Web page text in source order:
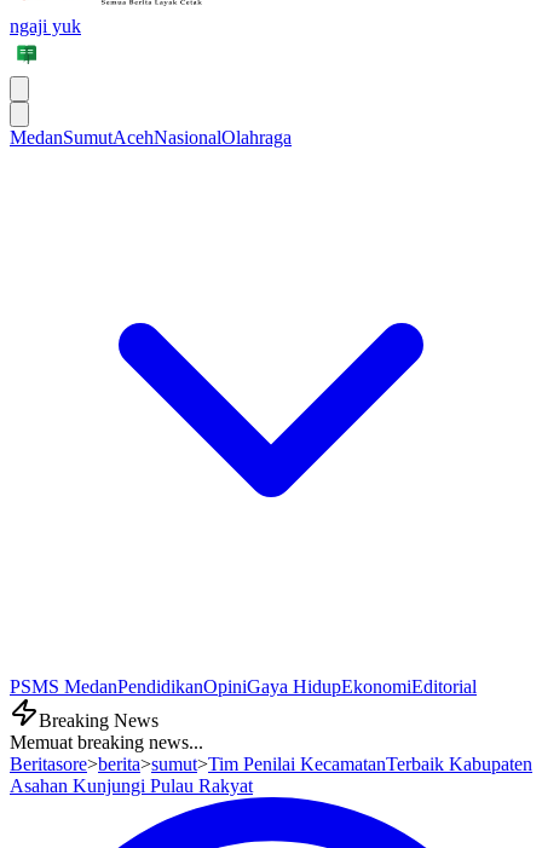
ngaji yuk
MedanSumutAcehNasionalOlahraga
PSMS MedanPendidikanOpiniGaya HidupEkonomiEditorial
Breaking News
Memuat breaking news...
Beritasore>berita>sumut>Tim Penilai KecamatanTerbaik Kabupaten
Asahan Kunjungi Pulau Rakyat